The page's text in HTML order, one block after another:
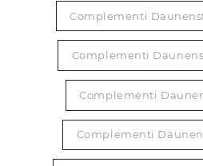
Complementi
Complementi
Complementi
Complementi